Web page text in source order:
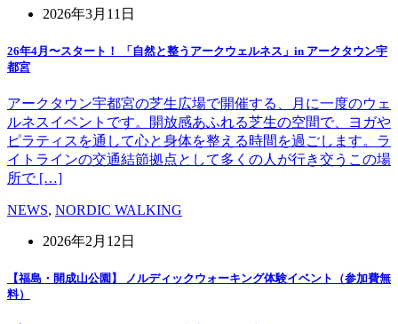
2026年3月11日
26年4月〜スタート！ 「自然と整うアークウェルネス」in アークタウン宇
都宮
アークタウン宇都宮の芝生広場で開催する、月に一度のウェ
ルネスイベントです。開放感あふれる芝生の空間で、ヨガや
ピラティスを通して心と身体を整える時間を過ごします。ラ
イトラインの交通結節拠点として多くの人が行き交うこの場
所で […]
NEWS, NORDIC WALKING
2026年2月12日
【福島・開成山公園】 ノルディックウォーキング体験イベント（参加費無
料）